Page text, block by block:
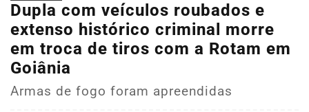
Dupla com veículos roubados e
extenso histórico criminal morre
em troca de tiros com a Rotam em
Goiânia
Armas de fogo foram apreendidas